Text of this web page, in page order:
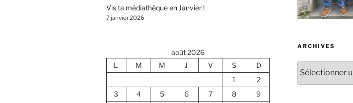
Vis ta médiathèque en Janvier !
7 janvier 2026
août 2026
L
M M J V S
D
1
2
3
4 5 6 7 8
9
ARCHIVES